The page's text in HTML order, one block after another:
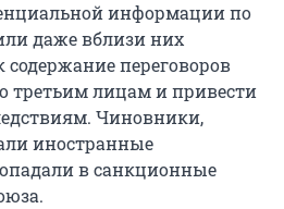
информации по
даже вблизи них
содержание переговоров
третьим лицам и привести
Чиновники,
иностранные
в санкционные